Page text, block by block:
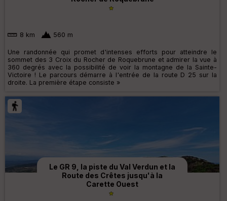
8 km 560 m
Une randonnée qui promet d'intenses efforts pour atteindre le
sommet des 3 Croix du Rocher de Roquebrune et admirer la vue à
360 degrés avec la possibilité de voir la montagne de la Sainte-
Victoire ! Le parcours démarre à l'entrée de la route D 25 sur la
droite. La première étape consiste »
Le GR 9, la piste du Val Verdun et la
Route des Crêtes jusqu'à la
Carette Ouest